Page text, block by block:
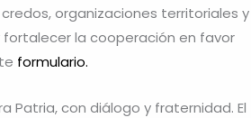
organizaciones territoriales y
la cooperación en favor
formulario.
Patria, con diálogo y fraternidad. El